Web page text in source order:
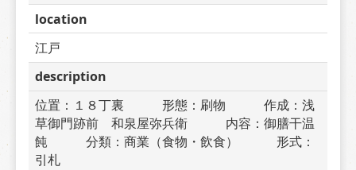
location
江戸
description
位置：１８丁裏　　　形態：刷物　　　作成：浅
草御門跡前　和泉屋弥兵衛　　　内容：御膳干温
飩　　　分類：商業（食物・飲食）　　　形式：
引札